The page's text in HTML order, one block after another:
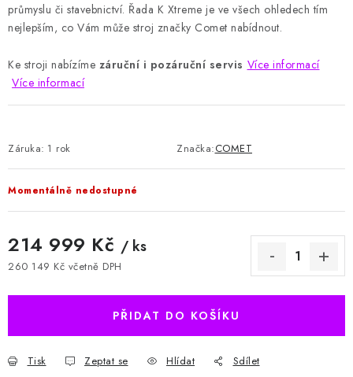
průmyslu či stavebnictví. Řada K Xtreme je ve všech ohledech tím
nejlepším, co Vám může stroj značky Comet nabídnout.
Ke stroji nabízíme záruční i pozáruční servis Více informací
Více informací
Záruka: 1 rok Značka:COMET
Momentálně nedostupné
214 999 Kč / ks
260 149 Kč včetně DPH
PŘIDAT DO KOŠÍKU
Tisk Zeptat se Hlídat Sdílet